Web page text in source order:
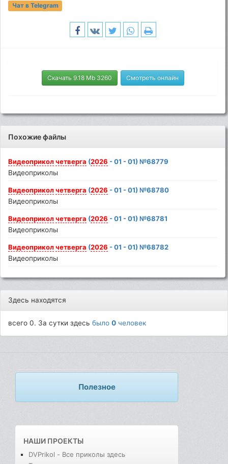
Чат в Telegram
Скачать 9.18 Mb 3260 Смотреть онлайн
Похожие файлы
Видеоприкол четверга (2026 - 01 - 01) №68779
Видеоприколы
Видеоприкол четверга (2026 - 01 - 01) №68780
Видеоприколы
Видеоприкол четверга (2026 - 01 - 01) №68781
Видеоприколы
Видеоприкол четверга (2026 - 01 - 01) №68782
Видеоприколы
Здесь находятся
всего 0. За сутки здесьбыло0 человек
Полезное
НАШИ ПРОЕКТЫ
DVPrikol - Все приколы здесь